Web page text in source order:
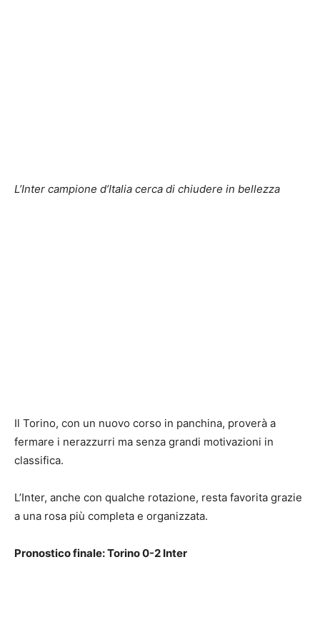
L’Inter campione d’Italia cerca di chiudere in bellezza
Il Torino, con un nuovo corso in panchina, proverà a
fermare i nerazzurri ma senza grandi motivazioni in
classifica.
L’Inter, anche con qualche rotazione, resta favorita grazie
a una rosa più completa e organizzata.
Pronostico finale: Torino 0-2 Inter